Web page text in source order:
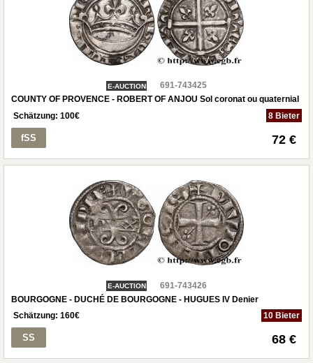
E-AUCTION
691-743425
COUNTY OF PROVENCE - ROBERT OF ANJOU Sol coronat ou quaternial
Schätzung: 100€ 8 Bieter
fSS 72 €
E-AUCTION
691-743426
BOURGOGNE - DUCHÉ DE BOURGOGNE - HUGUES IV Denier
Schätzung: 160€ 10 Bieter
SS 68 €